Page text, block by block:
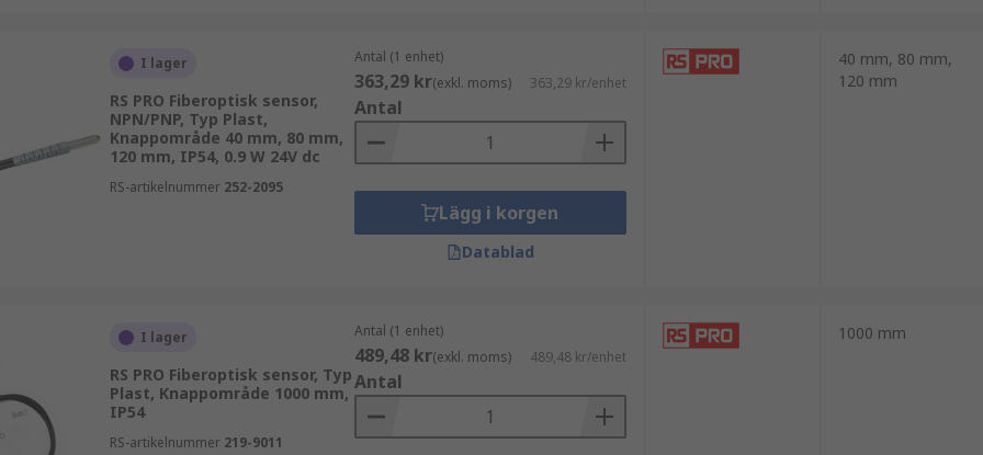
I lager
RS PRO Fiberoptisk sensor,
NPN/PNP, Typ Plast,
Knappområde 40 mm, 80 mm,
120 mm, IP54, 0.9 W 24V dc
RS-artikelnummer 252-2095
Antal (1 enhet)
363,29 kr(exkl. moms) 363,29 kr/enhet
Antal
Lägg i korgen
Datablad
40 mm, 80 mm,
120 mm
I lager
RS PRO Fiberoptisk sensor, Typ
Plast, Knappområde 1000 mm,
IP54
RS-artikelnummer 219-9011
Antal (1 enhet)
489,48 kr(exkl. moms) 489,48 kr/enhet
Antal
1000 mm